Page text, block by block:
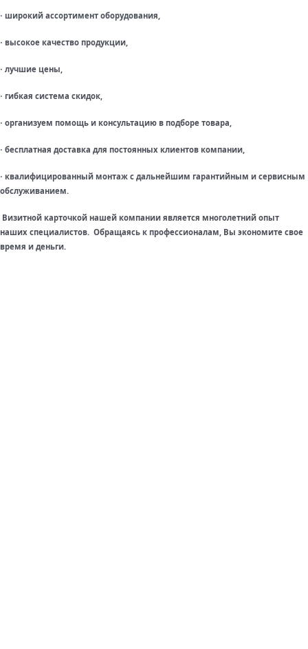
· широкий ассортимент оборудования,
· высокое качество продукции,
· лучшие цены,
· гибкая система скидок,
· организуем помощь и консультацию в подборе товара,
· бесплатная доставка для постоянных клиентов компании,
· квалифицированный монтаж с дальнейшим гарантийным и сервисным
обслуживанием.
Визитной карточкой нашей компании является многолетний опыт
наших специалистов. Обращаясь к профессионалам, Вы экономите свое
время и деньги.